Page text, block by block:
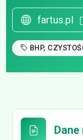
fartus.pl
BHP,